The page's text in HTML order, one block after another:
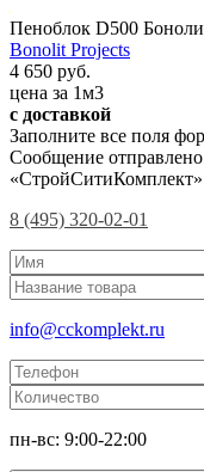
Пеноблок D500
Bonolit Projects
4 650 руб.
цена за 1м3
с доставкой
Заполните все поля
Сообщение
8 (495) 320-02-01
info@cckomplekt.ru
пн-вс: 9:00-22:00